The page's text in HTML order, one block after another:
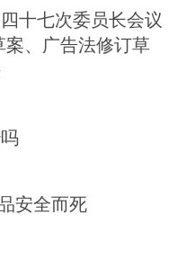
十七次委员长会议
、广告法修订草
安全而死